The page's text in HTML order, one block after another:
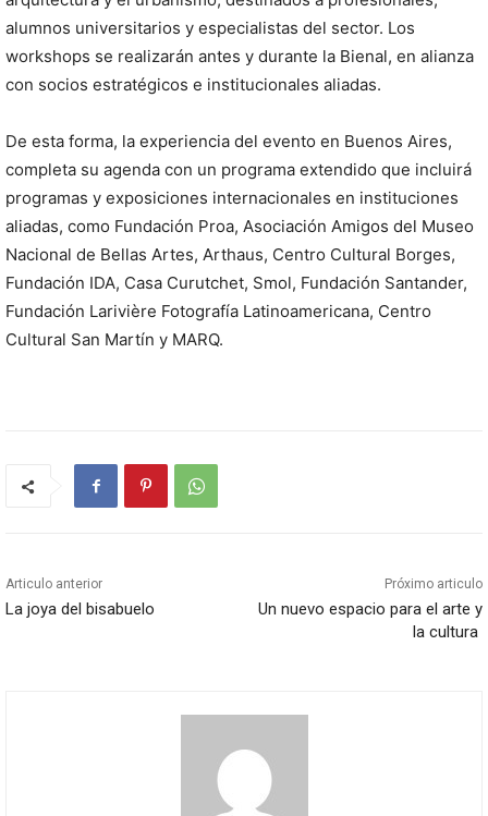
alumnos universitarios y especialistas del sector. Los
workshops se realizarán antes y durante la Bienal, en alianza
con socios estratégicos e institucionales aliadas.
De esta forma, la experiencia del evento en Buenos Aires,
completa su agenda con un programa extendido que incluirá
programas y exposiciones internacionales en instituciones
aliadas, como Fundación Proa, Asociación Amigos del Museo
Nacional de Bellas Artes, Arthaus, Centro Cultural Borges,
Fundación IDA, Casa Curutchet, Smol, Fundación Santander,
Fundación Larivière Fotografía Latinoamericana, Centro
Cultural San Martín y MARQ.
Articulo anterior
La joya del bisabuelo
Próximo articulo
Un nuevo espacio para el arte y
la cultura